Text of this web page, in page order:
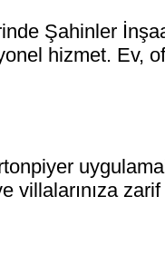
Şahinler
hizmet. Ev,
villalarınıza